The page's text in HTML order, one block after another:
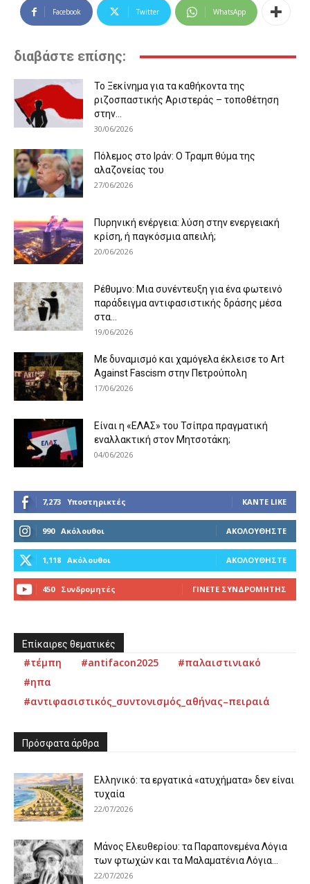
Facebook Twitter WhatsApp
διαβάστε επίσης:
Το Ξεκίνημα για τα καθήκοντα της
ριζοσπαστικής Αριστεράς – τοποθέτηση
στην...
30/06/2026
Πόλεμος στο Ιράν: Ο Τραμπ θύμα της
αλαζονείας του
27/06/2026
Πυρηνική ενέργεια: λύση στην ενεργειακή
κρίση, ή παγκόσμια απειλή;
20/06/2026
Ρέθυμνο: Μια συνέντευξη για ένα φωτεινό
παράδειγμα αντιφασιστικής δράσης μέσα
στα...
19/06/2026
Με δυναμισμό και χαμόγελα έκλεισε το Art
Against Fascism στην Πετρούπολη
17/06/2026
Είναι η «ΕΛΑΣ» του Τσίπρα πραγματική
εναλλακτική στον Μητσοτάκη;
04/06/2026
7,273 Υποστηρικτές ΚΆΝΤΕ LIKE
990 Ακόλουθοι ΑΚΟΛΟΥΘΉΣΤΕ
1,118 Ακόλουθοι ΑΚΟΛΟΥΘΉΣΤΕ
450 Συνδρομητές ΓΊΝΕΤΕ ΣΥΝΔΡΟΜΗΤΉΣ
Επίκαιρες θεματικές
#τέμπη #antifacon2025
#παλαιστινιακό
#ηπα
#αντιφασιστικός_συντονισμός_αθήνας–πειραιά
Πρόσφατα άρθρα
Ελληνικό: τα εργατικά «ατυχήματα» δεν είναι
τυχαία
22/07/2026
Μάνος Ελευθερίου: τα Παραπονεμένα Λόγια
των φτωχών και τα Μαλαματένια Λόγια...
22/07/2026